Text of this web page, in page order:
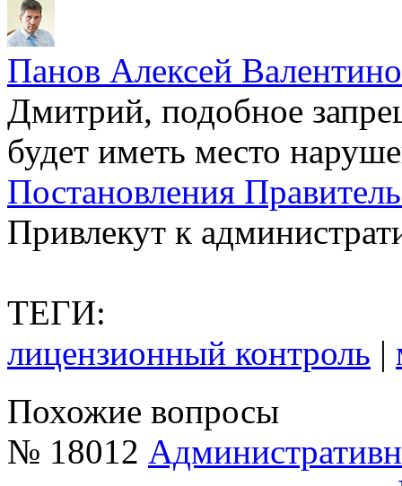
Панов Алексей
Дмитрий, подобное
будет иметь место
Постановления
Привлекут к
ТЕГИ:
лицензионный контроль |
Похожие вопросы
№ 18012